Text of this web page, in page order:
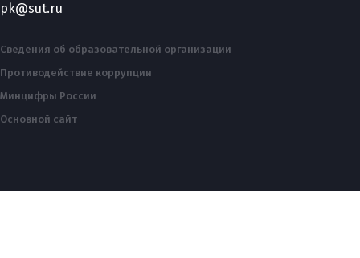
pk@sut.ru
Сведения об образовательной организации
Противодействие коррупции
Минцифры России
Основной сайт